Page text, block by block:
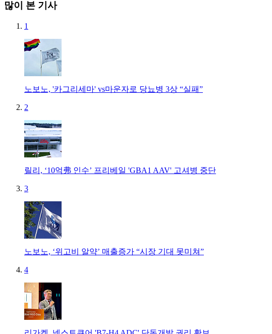
많이 본 기사
1
노보노, '카그리세마' vs마운자로 당뇨병 3상 “실패”
2
릴리, ‘10억弗 인수’ 프리베일 'GBA1 AAV' 고셔병 중단
3
노보노, ‘위고비 알약’ 매출증가 “시장 기대 못미쳐”
4